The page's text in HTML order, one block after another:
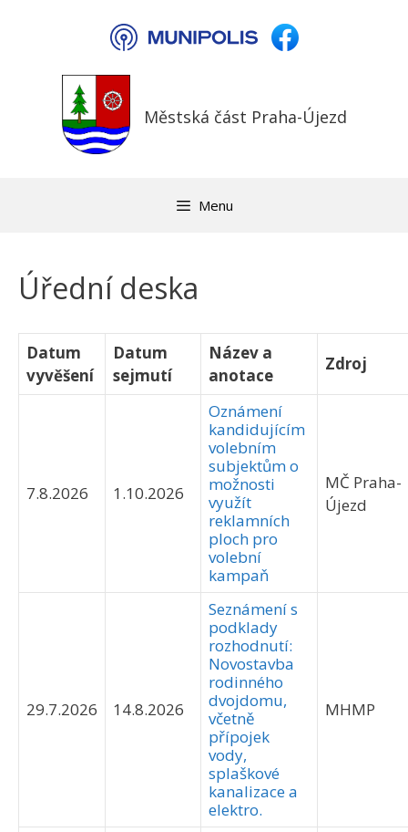
Městská část Praha-Újezd
Menu
Úřední deska
Datum
vyvěšení
Datum
sejmutí
Název a
anotace
Zdroj
7.8.2026 1.10.2026
Oznámení
kandidujícím
volebním
subjektům o
možnosti
využít
reklamních
ploch pro
volební
kampaň
MČ Praha-
Újezd
29.7.2026 14.8.2026
Seznámení s
podklady
rozhodnutí:
Novostavba
rodinného
dvojdomu,
včetně
přípojek
vody,
splaškové
kanalizace a
elektro.
MHMP